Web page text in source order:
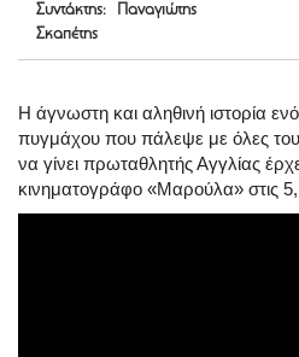
Συντάκτης: Παναγιώτης
Σκαπέτης
Η άγνωστη και αληθινή ιστορία
πυγμάχου που πάλεψε με όλες του
να γίνει πρωταθλητής Αγγλίας
κινηματογράφο «Μαρούλα» στις